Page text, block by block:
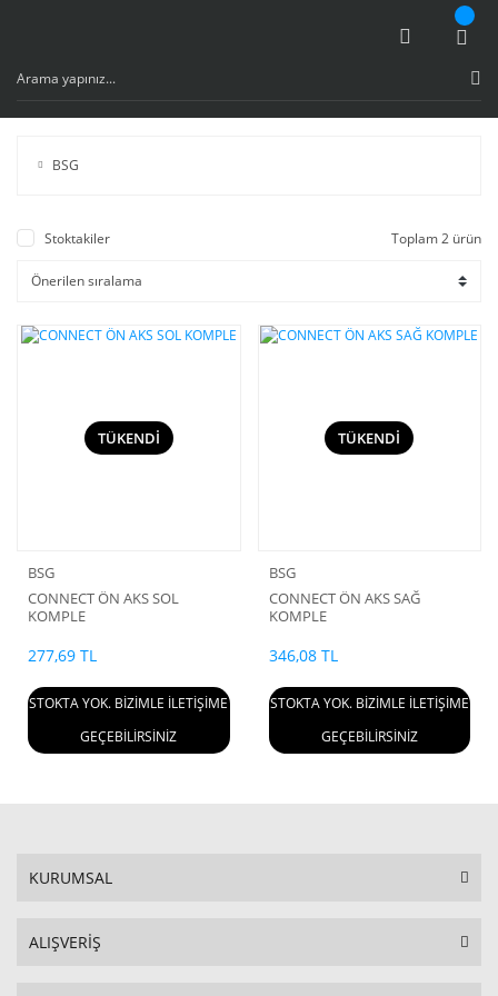
BSG
Stoktakiler Toplam 2 ürün
TÜKENDİ
BSG
CONNECT ÖN AKS SOL
KOMPLE
277,69 TL
STOKTA YOK. BİZİMLE İLETİŞİME
GEÇEBİLİRSİNİZ
TÜKENDİ
BSG
CONNECT ÖN AKS SAĞ
KOMPLE
346,08 TL
STOKTA YOK. BİZİMLE İLETİŞİME
GEÇEBİLİRSİNİZ
KURUMSAL
ALIŞVERİŞ